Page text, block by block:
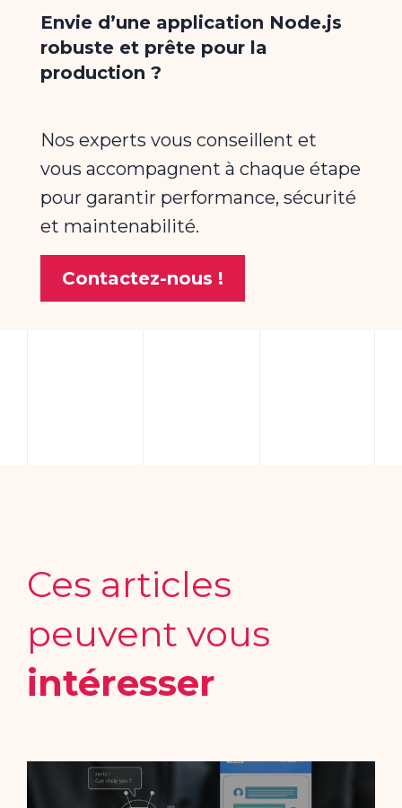
Envie d’une application Node.js
robuste et prête pour la
production ?
Nos experts vous conseillent et
vous accompagnent à chaque étape
pour garantir performance, sécurité
et maintenabilité.
Contactez-nous !
Ces articles
peuvent vous
intéresser